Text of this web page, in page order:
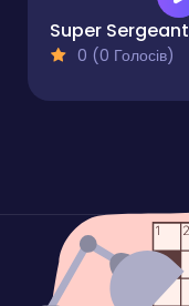
Super Sergeant
0 (0 Голосів)